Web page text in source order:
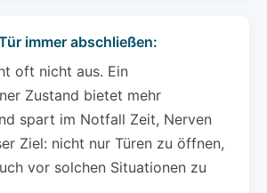
immer abschließen:
oft nicht aus. Ein
Zustand bietet mehr
spart im Notfall Zeit, Nerven
Ziel: nicht nur Türen zu öffnen,
vor solchen Situationen zu